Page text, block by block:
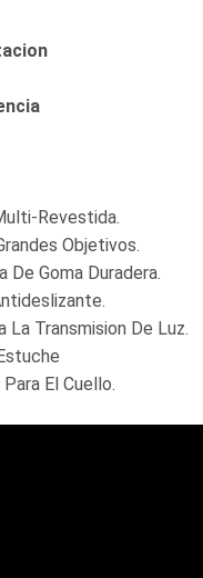
Revestida.
Objetivos.
De Goma Duradera.
La Transmision De Luz.
El Cuello.